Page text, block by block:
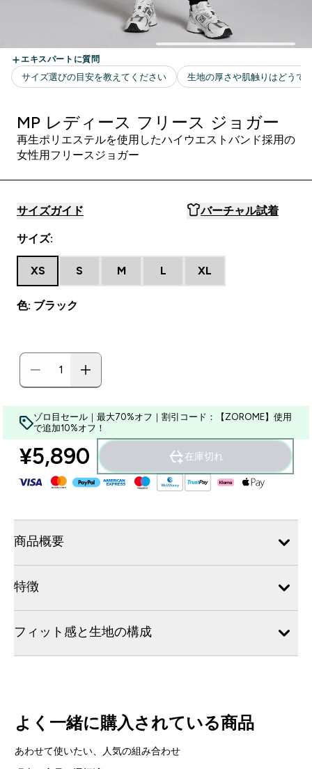
MP レディース フリース ジョガー
再生ポリエステルを使用したハイウエストバンド採用の
女性用フリースジョガー
サイズガイド バーチャル試着
サイズ:
XS S M L XL
色: ブラック
ゾロ目セール｜最大70%オフ｜割引コード：【ZOROME】使用
で追加10%オフ！
¥5,890‎ 在庫切れ
商品概要
特徴
フィット感と生地の構成
よく一緒に購入されている商品
あわせて使いたい、人気の組み合わせ